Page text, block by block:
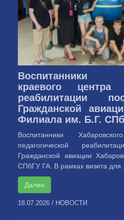
Воспитанники
краевого центра
реабилитации
Гражданской
Филиала им. Б.Г.
Воспитанники
педагогической
Гражданской авиации
СПбГУ ГА. В рамках визита для
Далее
18.07.2026 / НОВОСТИ